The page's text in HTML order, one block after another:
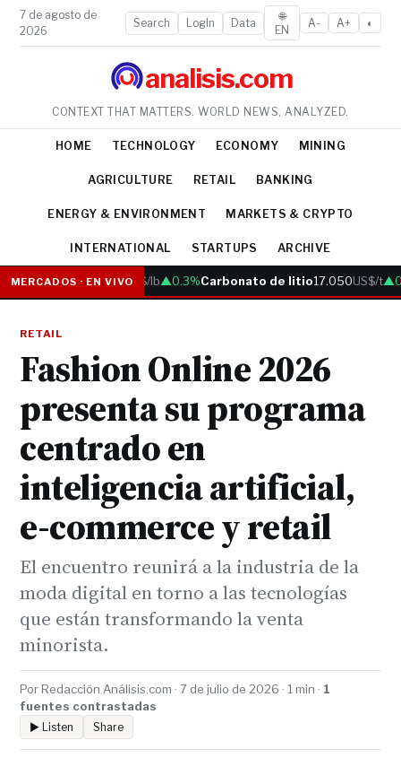
7 de agosto de
2026
Search LogIn Data
🌐
EN
A- A+ ◐
analisis.com
CONTEXT THAT MATTERS. WORLD NEWS, ANALYZED.
HOME TECHNOLOGY ECONOMY MINING
AGRICULTURE RETAIL BANKING
ENERGY & ENVIRONMENT MARKETS & CRYPTO
INTERNATIONAL STARTUPS ARCHIVE
MERCADOS · EN VIVO
Cobre 6.05US$/lb▲0.3%Carbonato de litio17.050US$/t
RETAIL
Fashion Online 2026
presenta su programa
centrado en
inteligencia artificial,
e-commerce y retail
El encuentro reunirá a la industria de la
moda digital en torno a las tecnologías
que están transformando la venta
minorista.
Por Redacción Análisis.com · 7 de julio de 2026 · 1 min · 1
fuentes contrastadas
▶ Listen Share